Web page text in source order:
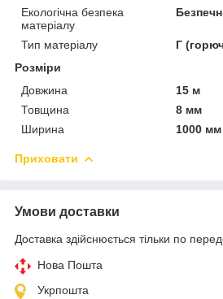
Екологічна безпека
матеріалу
Тип матеріалу
Г
Розміри
Довжина
15 м
Товщина
8 мм
Ширина
1000 мм
Приховати
Умови доставки
Доставка здійснюється тільки по
Нова Пошта
Укрпошта